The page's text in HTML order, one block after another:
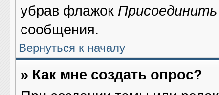
убрав флажок Присоединить
сообщения.
Вернуться к началу
» Как мне создать опрос?